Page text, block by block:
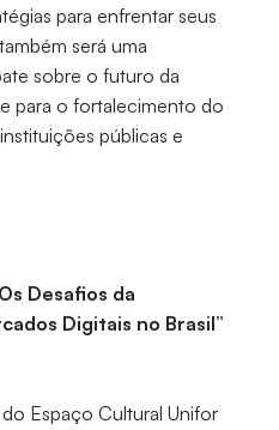
para enfrentar seus
será uma
sobre o futuro da
para o fortalecimento do
públicas e
Desafios da
Digitais no Brasil”
Espaço Cultural Unifor